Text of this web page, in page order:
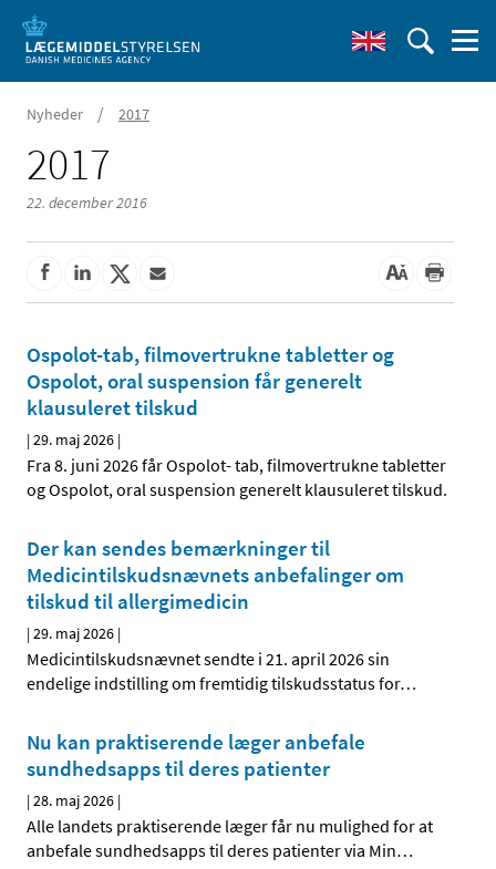
Nyheder / 2017
2017
22. december 2016
Ospolot-tab, filmovertrukne tabletter og
Ospolot, oral suspension får generelt
klausuleret tilskud
|29. maj 2026 |
Fra 8. juni 2026 får Ospolot- tab, filmovertrukne tabletter
og Ospolot, oral suspension generelt klausuleret tilskud.
Der kan sendes bemærkninger til
Medicintilskudsnævnets anbefalinger om
tilskud til allergimedicin
|29. maj 2026 |
Medicintilskudsnævnet sendte i 21. april 2026 sin
endelige indstilling om fremtidig tilskudsstatus for…
Nu kan praktiserende læger anbefale
sundhedsapps til deres patienter
|28. maj 2026 |
Alle landets praktiserende læger får nu mulighed for at
anbefale sundhedsapps til deres patienter via Min…